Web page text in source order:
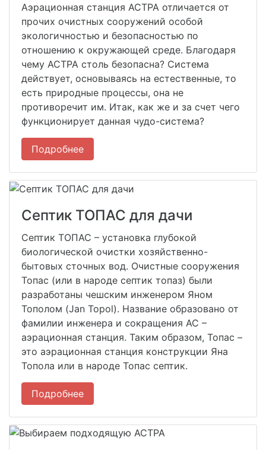
Аэрационная станция АСТРА отличается от
прочих очистных сооружений особой
экологичностью и безопасностью по
отношению к окружающей среде. Благодаря
чему АСТРА столь безопасна? Система
действует, основываясь на естественные, то
есть природные процессы, она не
противоречит им. Итак, как же и за счет чего
функционирует данная чудо-система?
Подробнее
Септик ТОПАС для дачи
Септик ТОПАС – установка глубокой
биологической очистки хозяйственно-
бытовых сточных вод. Очистные сооружения
Топас (или в народе септик топаз) были
разработаны чешским инженером Яном
Тополом (Jan Topol). Название образовано от
фамилии инженера и сокращения АС –
аэрационная станция. Таким образом, Топас –
это аэрационная станция конструкции Яна
Топола или в народе Топас септик.
Подробнее